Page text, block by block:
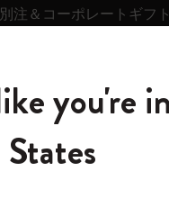
別注＆コーポレートギフト
の世界
ブカテゴリ
ール
の世界へよう
you're in